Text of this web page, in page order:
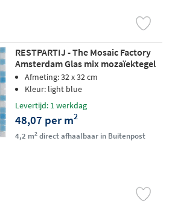
RESTPARTIJ - The Mosaic Factory
Amsterdam Glas mix mozaïektegel
2x2cm - Light Blue matt
Afmeting: 32 x 32 cm
Kleur: light blue
Levertijd: 1 werkdag
48,07 per m2
4,2 m2direct afhaalbaar in Buitenpost